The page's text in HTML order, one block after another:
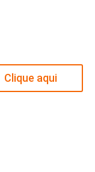
Clique aqui